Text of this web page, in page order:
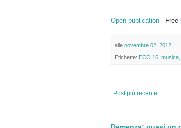
Open publication - Free
alle novembre 02, 2012
Etichette: ECO 16 musica
Post più recente